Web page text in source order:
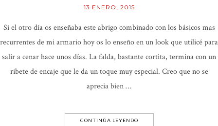
13 ENERO, 2015
Si el otro día os enseñaba este abrigo combinado con los básicos mas
recurrentes de mi armario hoy os lo enseño en un look que utilicé para
salir a cenar hace unos días. La falda, bastante cortita, termina con un
ribete de encaje que le da un toque muy especial. Creo que no se
aprecia bien …
CONTINÚA LEYENDO